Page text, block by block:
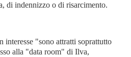
di indennizzo o di risarcimento.
interesse "sono attratti soprattutto
alla "data room" di Ilva,